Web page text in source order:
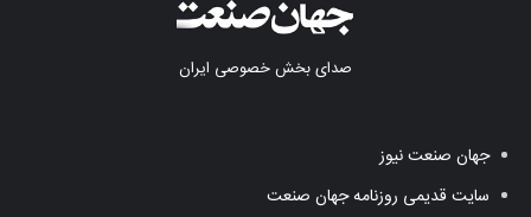
صدای بخش خصوصی ایران
جهان صنعت نیوز
سایت قدیمی روزنامه جهان صنعت